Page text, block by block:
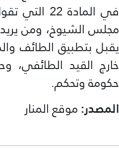
في
مجلس الشيوخ، ومن يريد
يقبل بتطبيق الطائف
خارج القيد الطائفي،
حكومة وتحكم.
المصدر:موقع المنار